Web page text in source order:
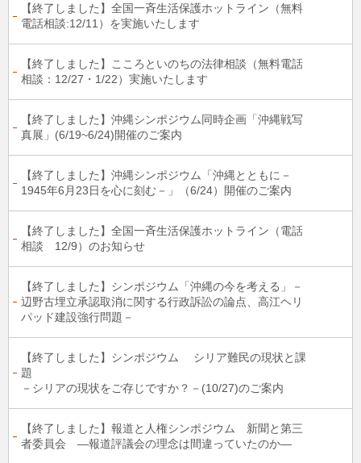
【終了しました】全国一斉生活保護ホットライン（無料
電話相談:12/11）を実施いたします
【終了しました】こころといのちの法律相談（無料電話
相談：12/27・1/22）実施いたします
【終了しました】沖縄シンポジウム同時企画「沖縄戦写
真展」(6/19~6/24)開催のご案内
【終了しました】沖縄シンポジウム「沖縄とともに－
1945年6月23日を心に刻む－」（6/24）開催のご案内
【終了しました】全国一斉生活保護ホットライン（電話
相談 12/9）のお知らせ
【終了しました】シンポジウム「沖縄の今を考える」－
辺野古埋立承認取消に関する行政訴訟の論点、高江ヘリ
パッド建設強行問題－
【終了しました】シンポジウム シリア難民の現状と課
題
－シリアの現状をご存じですか？－(10/27)のご案内
【終了しました】報道と人権シンポジウム 新聞と第三
者委員会 ―報道評議会の理念は間違っていたのか―